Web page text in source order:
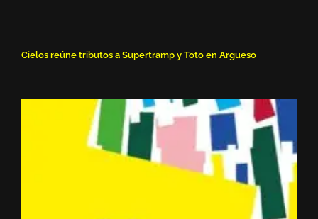
Cielos reúne tributos a Supertramp y Toto en Argüeso